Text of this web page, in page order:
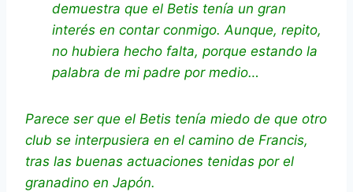
demuestra que el Betis tenía un gran
interés en contar conmigo. Aunque, repito,
no hubiera hecho falta, porque estando la
palabra de mi padre por medio…
Parece ser que el Betis tenía miedo de que otro
club se interpusiera en el camino de Francis,
tras las buenas actuaciones tenidas por el
granadino en Japón.